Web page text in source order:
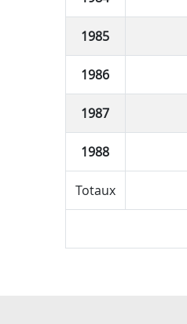
1985
1986
1987
1988
Totaux